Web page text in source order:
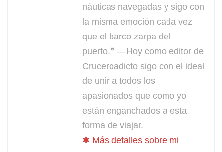
náuticas navegadas y sigo con
la misma emoción cada vez
que el barco zarpa del
puerto.❞ —Hoy como editor de
Cruceroadicto sigo con el ideal
de unir a todos los
apasionados que como yo
están enganchados a esta
forma de viajar.
✱ Más detalles sobre mi